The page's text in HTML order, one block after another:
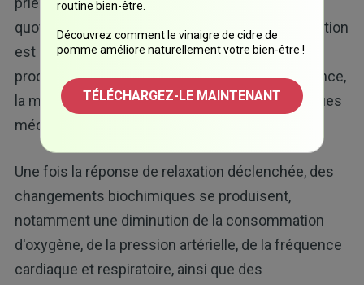
quotidiennes, on pense que la réponse de relaxation
est activée, un processus similaire à ce qui se
produit pendant la méditation de pleine conscience,
la méditation transcendantale et d'autres pratiques
méditatives.
Une fois la réponse de relaxation déclenchée, des
changements biochimiques se produisent,
notamment une diminution de la consommation
d'oxygène, de la pression artérielle, de la fréquence
cardiaque et respiratoire, ainsi que des
routine bien-être.
Découvrez comment le vinaigre de cidre de
pomme améliore naturellement votre bien-être !
TÉLÉCHARGEZ-LE MAINTENANT